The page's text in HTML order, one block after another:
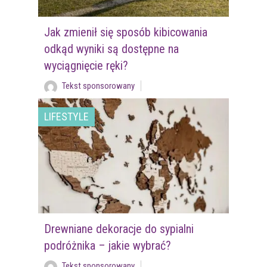
Jak zmienił się sposób kibicowania
odkąd wyniki są dostępne na
wyciągnięcie ręki?
Tekst sponsorowany
LIFESTYLE
Drewniane dekoracje do sypialni
podróżnika – jakie wybrać?